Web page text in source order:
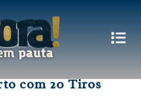
com 20 Tiros